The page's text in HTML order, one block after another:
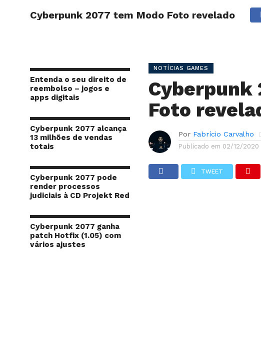
Cyberpunk 2077 tem Modo Foto revelado
Entenda o seu direito de
reembolso – jogos e
apps digitais
Cyberpunk 2077 alcança
13 milhões de vendas
totais
Cyberpunk 2077 pode
render processos
judiciais à CD Projekt Red
Cyberpunk 2077 ganha
patch Hotfix (1.05) com
vários ajustes
NOTÍCIAS GAMES
Cyberpunk
Foto
Por Fabrício Carvalho
Publicado em 02/12/2020
TWEET